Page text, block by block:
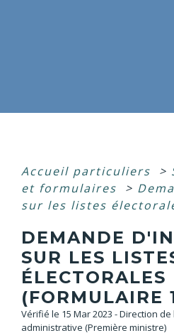
Accueil particuliers >
et formulaires
>
sur les listes
DEMANDE
SUR LES
ÉLECTORALES
(FORMULAIRE
Vérifié le 15 Mar 2023 - Direction
administrative (Première ministre)